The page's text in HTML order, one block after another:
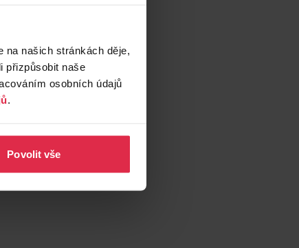
na našich stránkách děje,
přizpůsobit naše
osobních údajů
.
Povolit vše